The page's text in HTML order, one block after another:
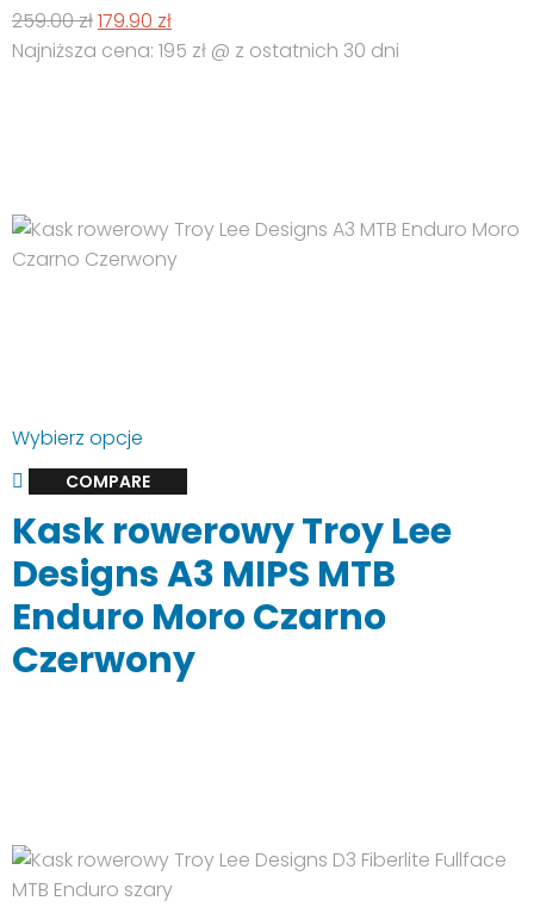
stronie
produktu
259.00złPierwotna
cena
179.90 złAktualna
cena
Najniższa cena: 195 zł @ z ostatnich 30 dni
Wybierz opcje
produkt
ma
wiele
wariantów.
Opcje
można
wybrać
na
COMPARE
Kask rowerowy Troy Lee
Designs A3 MIPS MTB
Enduro Moro Czarno
Czerwony